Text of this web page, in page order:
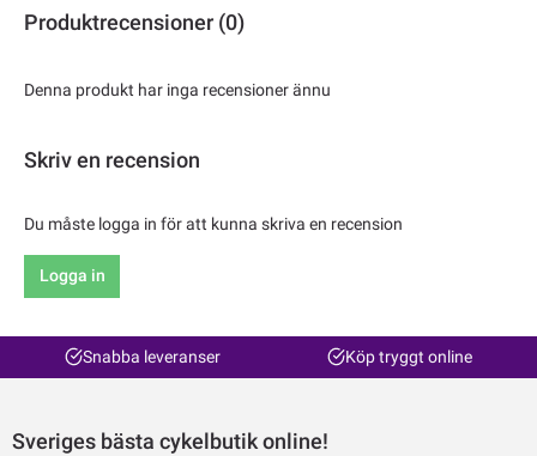
Produktrecensioner (0)
Denna produkt har inga recensioner ännu
Skriv en recension
Du måste logga in för att kunna skriva en recension
Logga in
Snabba leveranser Köp tryggt online
Sveriges bästa cykelbutik online!